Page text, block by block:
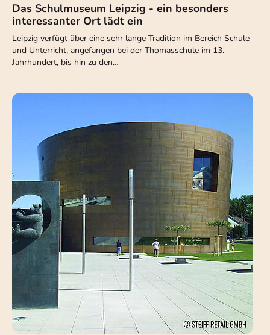
Das Schulmuseum Leipzig - ein besonders
interessanter Ort lädt ein
Leipzig verfügt über eine sehr lange Tradition im Bereich Schule
und Unterricht, angefangen bei der Thomasschule im 13.
Jahrhundert, bis hin zu den…